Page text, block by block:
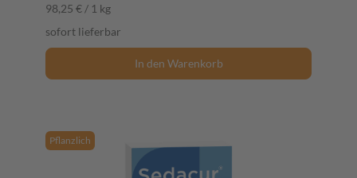
98,25 € / 1 kg
sofort lieferbar
In den Warenkorb
Pflanzlich